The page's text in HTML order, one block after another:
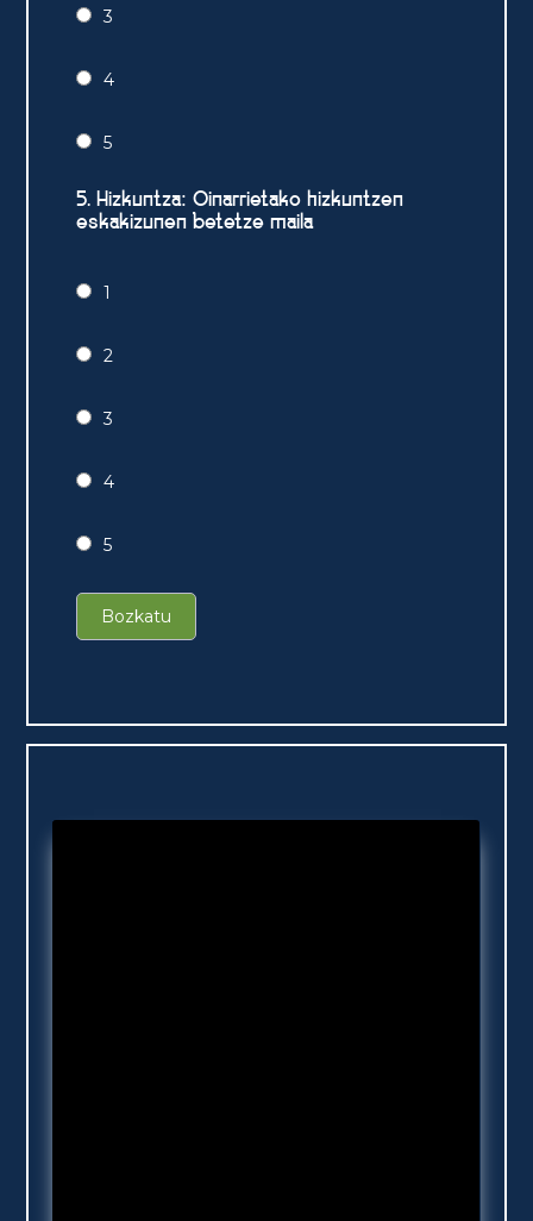
3
4
5
5. Hizkuntza: Oinarrietako hizkuntzen
eskakizunen betetze maila
1
2
3
4
5
Bozkatu